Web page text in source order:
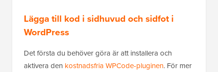
Lägga till kod i sidhuvud och sidfot i
WordPress
Det första du behöver göra är att installera och
aktivera den kostnadsfria WPCode-pluginen. För mer